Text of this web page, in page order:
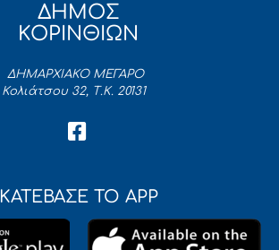
ΔΗΜΟΣ
ΚΟΡΙΝΘΙΩΝ
ΔΗΜΑΡΧΙΑΚΟ ΜΕΓΑΡΟ
Κολιάτσου 32, Τ.Κ. 20131
ΚΑΤΕΒΑΣΕ ΤΟ APP